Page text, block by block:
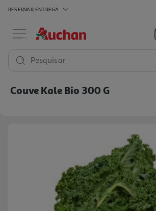
RESERVAR ENTREGA
Pesquisar
Couve Kale Bio 300 G